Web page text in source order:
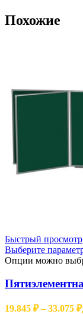
Похожие
Быстрый просмотр
Выберите
Опции можно
19.845 ₽ – 33.075 ₽